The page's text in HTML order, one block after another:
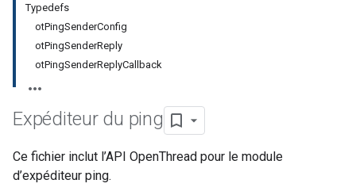
Typedefs
otPingSenderConfig
otPingSenderReply
otPingSenderReplyCallback
Expéditeur du ping
Ce fichier inclut l’API OpenThread pour le module
d’expéditeur ping.